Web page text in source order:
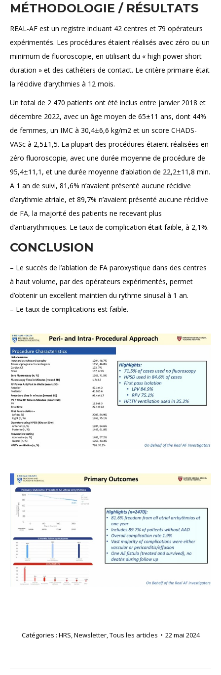
MÉTHODOLOGIE / RÉSULTATS
REAL-AF est un registre incluant 42 centres et 79 opérateurs
expérimentés. Les procédures étaient réalisés avec zéro ou un
minimum de fluoroscopie, en utilisant du « high power short
duration » et des cathéters de contact. Le critère primaire était
la récidive d’arythmies à 12 mois.
Un total de 2 470 patients ont été inclus entre janvier 2018 et
décembre 2022, avec un âge moyen de 65±11 ans, dont 44%
de femmes, un IMC à 30,4±6,6 kg/m2 et un score CHADS-
VASc à 2,5±1,5. La plupart des procédures étaient réalisées en
zéro fluoroscopie, avec une durée moyenne de procédure de
95,4±11,1, et une durée moyenne d’ablation de 22,2±11,8 min.
A 1 an de suivi, 81,6% n’avaient présenté aucune récidive
d’arythmie atriale, et 89,7% n’avaient présenté aucune récidive
de FA, la majorité des patients ne recevant plus
d’antiarythmiques. Le taux de complication était faible, à 2,1%.
CONCLUSION
– Le succès de l’ablation de FA paroxystique dans des centres
à haut volume, par des opérateurs expérimentés, permet
d’obtenir un excellent maintien du rythme sinusal à 1 an.
– Le taux de complications est faible.
Catégories : HRS,Newsletter,Tous les articles 22 mai 2024